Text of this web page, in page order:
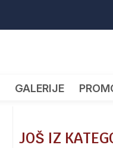
GALERIJE
JOŠ IZ